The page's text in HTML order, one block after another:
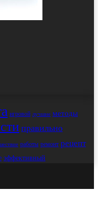
игровой лучшие методы
правильно
работы ремонт рецепт
эффективный